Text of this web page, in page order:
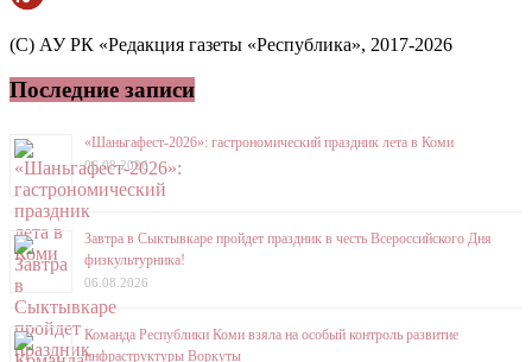
(C) АУ РК «Редакция газеты «Республика», 2017-2026
Последние записи
«Шаньгафест-2026»: гастрономический праздник лета в Коми
06.08.2026
Завтра в Сыктывкаре пройдет праздник в честь Всероссийского Дня
физкультурника!
06.08.2026
Команда Республики Коми взяла на особый контроль развитие
инфраструктуры Воркуты